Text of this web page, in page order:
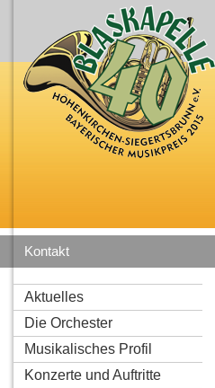
Kontakt
Aktuelles
Die Orchester
Musikalisches Profil
Konzerte und Auftritte